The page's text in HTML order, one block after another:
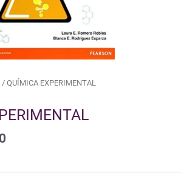
/ QUÍMICA EXPERIMENTAL